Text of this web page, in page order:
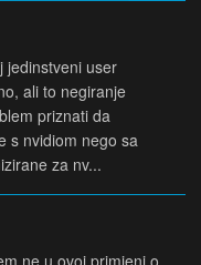
jedinstveni user
ali to negiranje
priznati da
s nvidiom nego sa
za nv...
ne u ovoj primjeni o